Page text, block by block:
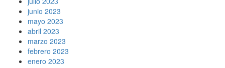
junio 2023
mayo 2023
abril 2023
marzo 2023
febrero 2023
enero 2023